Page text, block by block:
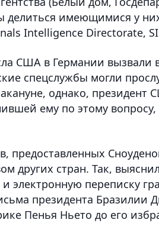
имеющимися у
Intelligence Directorate,
США в Германии
спецслужбы могли
однако, президент
ему по этому вопросу,
предоставленных
других стран. Так,
электронную переписку
президента Бразилии
Пенья Ньето до его